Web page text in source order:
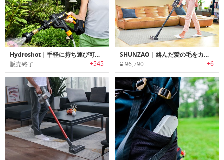
Hydroshot｜手軽に持ち運び可能なポータブルジェットクリーナー
販売終了 +545
SHUNZAO｜絡んだ髪の毛をカットする機能搭載のコードレス掃除機「シュンザオ」
¥ 96,790 +6